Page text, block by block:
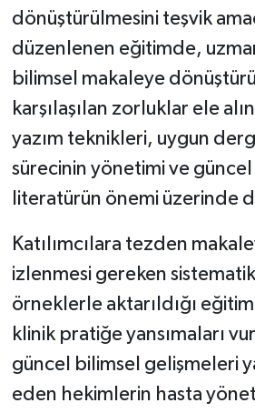
dönüştürülmesini teşvik
düzenlenen eğitimde,
bilimsel makaleye
karşılaşılan zorluklar ele
yazım teknikleri, uygun
sürecinin yönetimi ve güncel
literatürün önemi üzerinde
Katılımcılara tezden
izlenmesi gereken sistematik
örneklerle aktarıldığı
klinik pratiğe yansımaları
güncel bilimsel gelişmeleri
eden hekimlerin hasta